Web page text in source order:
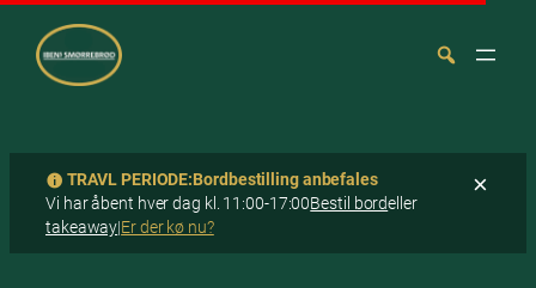
TRAVL PERIODE:Bordbestilling anbefales
Vi har åbent hver dag kl. 11:00-17:00Bestil bordeller
takeaway|Er der kø nu?
×